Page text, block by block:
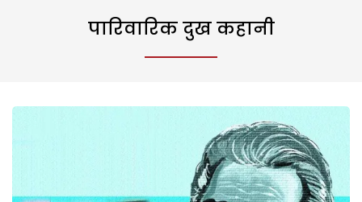
पारिवारिक दुख कहानी